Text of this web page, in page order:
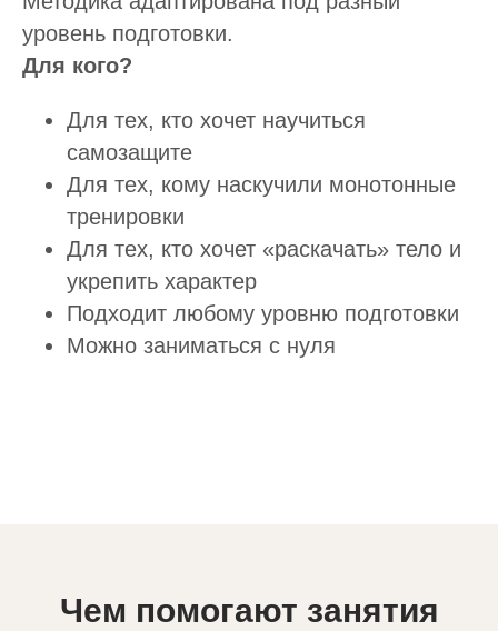
уровень подготовки.
Для кого?
Для тех, кто хочет научиться
самозащите
Для тех, кому наскучили монотонные
тренировки
Для тех, кто хочет «раскачать» тело и
укрепить характер
Подходит любому уровню подготовки
Можно заниматься с нуля
Чем помогают занятия